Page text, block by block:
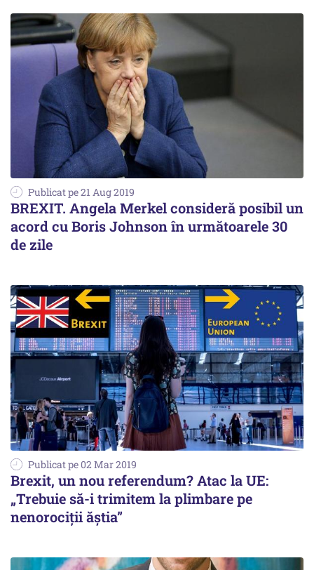
Publicat pe 21 Aug 2019
BREXIT. Angela Merkel consideră posibil un
acord cu Boris Johnson în următoarele 30
de zile
Publicat pe 02 Mar 2019
Brexit, un nou referendum? Atac la UE:
„Trebuie să-i trimitem la plimbare pe
nenorociții ăștia”